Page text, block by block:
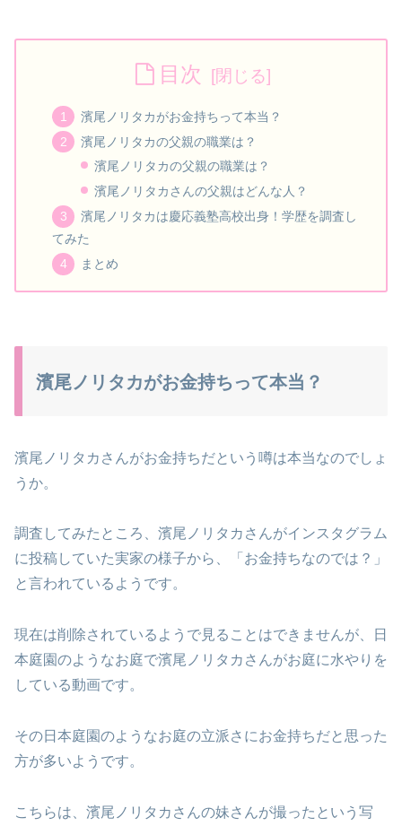
目次
濱尾ノリタカがお金持ちって本当？
濱尾ノリタカの父親の職業は？
濱尾ノリタカの父親の職業は？
濱尾ノリタカさんの父親はどんな人？
濱尾ノリタカは慶応義塾高校出身！学歴を調査し
てみた
まとめ
濱尾ノリタカがお金持ちって本当？
濱尾ノリタカさんがお金持ちだという噂は本当なのでしょ
うか。
調査してみたところ、濱尾ノリタカさんがインスタグラム
に投稿していた実家の様子から、「お金持ちなのでは？」
と言われているようです。
現在は削除されているようで見ることはできませんが、日
本庭園のようなお庭で濱尾ノリタカさんがお庭に水やりを
している動画です。
その日本庭園のようなお庭の立派さにお金持ちだと思った
方が多いようです。
こちらは、濱尾ノリタカさんの妹さんが撮ったという写